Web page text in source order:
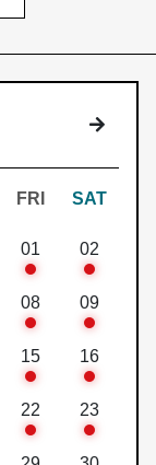
下個月
FRI SAT
01 02
08 09
15 16
22 23